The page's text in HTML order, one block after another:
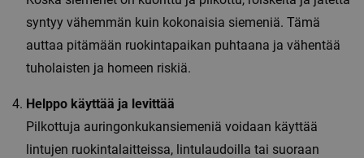
syntyy vähemmän kuin kokonaisia siemeniä. Tämä
auttaa pitämään ruokintapaikan puhtaana ja vähentää
tuholaisten ja homeen riskiä.
Helppo käyttää ja levittää
Pilkottuja auringonkukansiemeniä voidaan käyttää
lintujen ruokintalaitteissa, lintulaudoilla tai suoraan